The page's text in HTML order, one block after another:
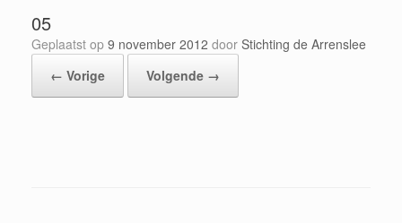
05
Geplaatst op 9 november 2012 door Stichting de Arrenslee
← Vorige
Volgende →